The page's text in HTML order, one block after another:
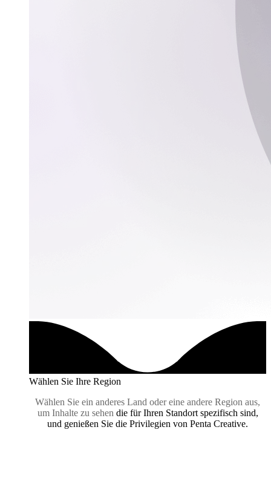
Wählen Sie Ihre Region
Wählen Sie ein anderes Land oder eine andere Region aus,
um Inhalte zu sehen die für Ihren Standort spezifisch sind,
und genießen Sie die Privilegien von Penta Creative.